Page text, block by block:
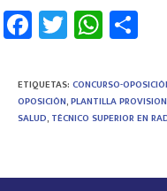
Fa
ce
b
o
ok
T
wi
tt
er
W
h
at
sA
p
m
p
tir
ETIQUETAS: CONCURSO-
OPOSICIÓN,PLANTILLA
SALUD, TÉCNICO SUPERIOR EN